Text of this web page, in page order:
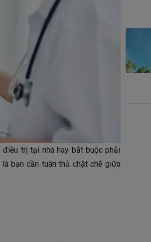
trị tại nhà hay bắt buộc phải
bạn cần tuân thủ chặt chẽ giữa